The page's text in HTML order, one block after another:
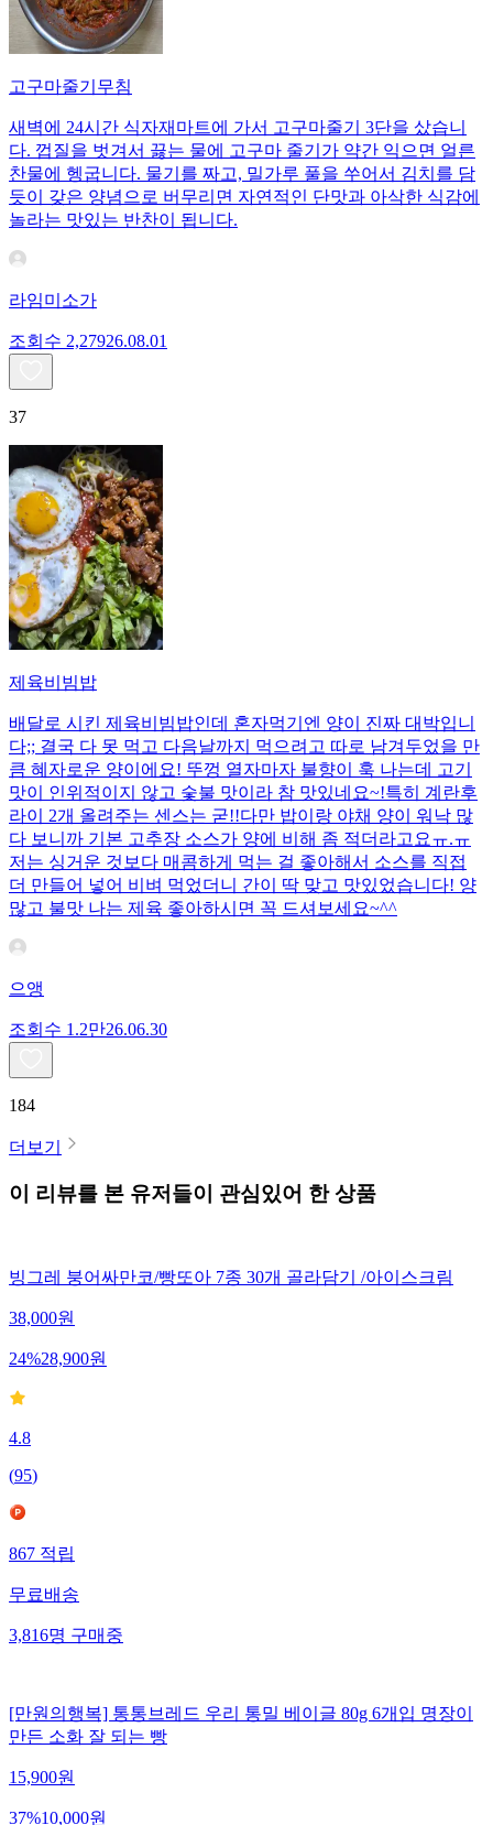
고구마줄기무침
새벽에 24시간 식자재마트에 가서 고구마줄기 3단을 샀습니
다. 껍질을 벗겨서 끓는 물에 고구마 줄기가 약간 익으면 얼른
찬물에 헹굽니다. 물기를 짜고, 밀가루 풀을 쑤어서 김치를 담
듯이 갖은 양념으로 버무리면 자연적인 단맛과 아삭한 식감에
놀라는 맛있는 반찬이 됩니다.
라임미소가
조회수 2,27926.08.01
37
제육비빔밥
배달로 시킨 제육비빔밥인데 혼자먹기엔 양이 진짜 대박입니
다;; 결국 다 못 먹고 다음날까지 먹으려고 따로 남겨두었을 만
큼 혜자로운 양이에요! 뚜껑 열자마자 불향이 훅 나는데 고기
맛이 인위적이지 않고 숯불 맛이라 참 맛있네요~!특히 계란후
라이 2개 올려주는 센스는 굳!! ​다만 밥이랑 야채 양이 워낙 많
다 보니까 기본 고추장 소스가 양에 비해 좀 적더라고요ㅠ.ㅠ
저는 싱거운 것보다 매콤하게 먹는 걸 좋아해서 소스를 직접
더 만들어 넣어 비벼 먹었더니 간이 딱 맞고 맛있었습니다! 양
많고 불맛 나는 제육 좋아하시면 꼭 드셔보세요~^^
으앵
조회수 1.2만26.06.30
184
더보기
이 리뷰를 본 유저들이 관심있어 한 상품
빙그레 붕어싸만코/빵또아 7종 30개 골라담기 /아이스크림
38,000원
24%28,900원
4.8
(95)
867 적립
무료배송
3,816명 구매중
[만원의행복] 통통브레드 우리 통밀 베이글 80g 6개입 명장이
만든 소화 잘 되는 빵
15,900원
37%10,000원